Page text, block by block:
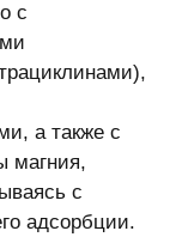
с
а также с
магния,
с
адсорбции.